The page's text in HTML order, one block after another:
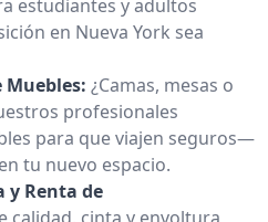
estudiantes y adultos
en Nueva York sea
Muebles: ¿Camas, mesas o
profesionales
para que viajen seguros—
tu nuevo espacio.
y Renta de